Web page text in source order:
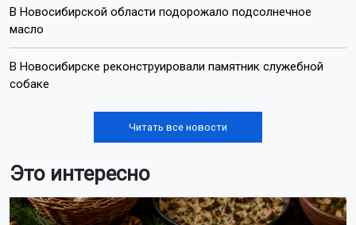
В Новосибирской области подорожало подсолнечное
масло
В Новосибирске реконструировали памятник служебной
собаке
Читать все новости
Это интересно